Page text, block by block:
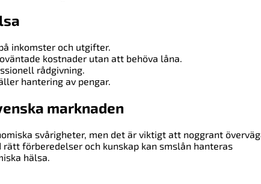
inkomster och utgifter.
kostnader utan att behöva låna.
rådgivning.
hantering av pengar.
marknaden
svårigheter, men det är viktigt att noggrant
förberedelser och kunskap kan smslån hanteras
hälsa.